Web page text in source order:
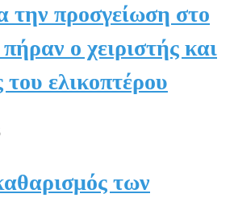
την προσγείωση στο
ο χειριστής και
του ελικοπτέρου
των